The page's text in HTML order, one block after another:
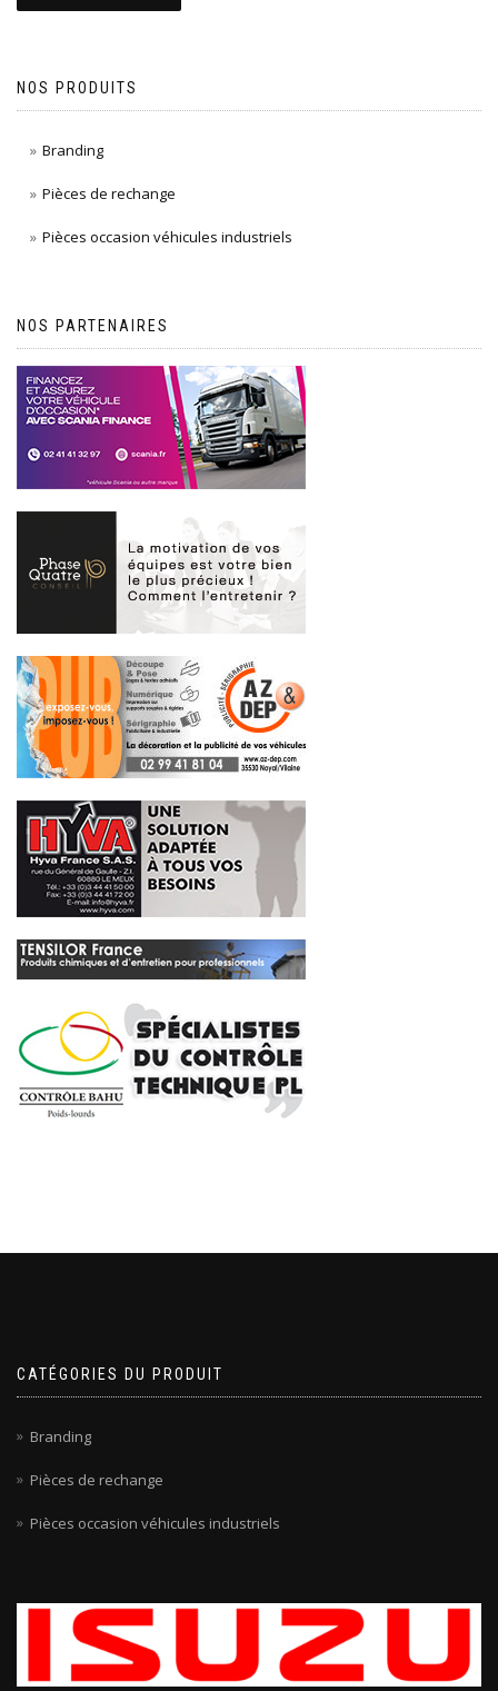
NOS PRODUITS
Branding
Pièces de rechange
Pièces occasion véhicules industriels
NOS PARTENAIRES
CATÉGORIES DU PRODUIT
Branding
Pièces de rechange
Pièces occasion véhicules industriels